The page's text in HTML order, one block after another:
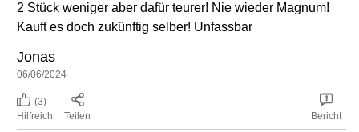
2 Stück weniger aber dafür teurer! Nie wieder Magnum!
Kauft es doch zukünftig selber! Unfassbar
Jonas
06/06/2024
(3)
Hilfreich
Teilen Bericht